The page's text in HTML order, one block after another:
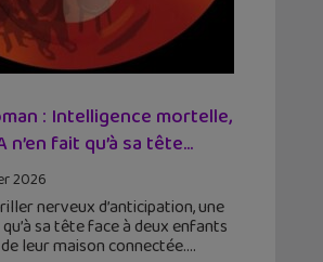
: Intelligence mortelle,
n’en fait qu’à sa tête...
2026
nerveux d’anticipation, une
qu’à sa tête face à deux enfants
leur maison connectée.